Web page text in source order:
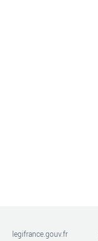
legifrance.gouv.fr